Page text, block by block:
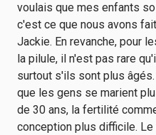
voulais que mes enfants
c'est ce que nous avons
Jackie. En revanche, pour
la pilule, il n'est pas rare
surtout s'ils sont plus
que les gens se marient
de 30 ans, la fertilité
conception plus difficile.